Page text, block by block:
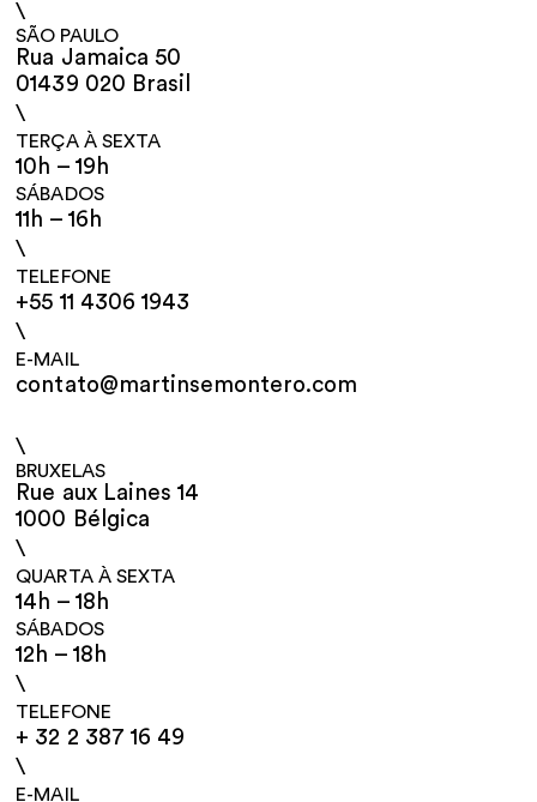
\
SÃO PAULO
Rua Jamaica 50
01439 020 Brasil
\
TERÇA À SEXTA
10h – 19h
SÁBADOS
11h – 16h
\
TELEFONE
+55 11 4306 1943
\
E-MAIL
contato@martinsemontero.com
\
BRUXELAS
Rue aux Laines 14
1000 Bélgica
\
QUARTA À SEXTA
14h – 18h
SÁBADOS
12h – 18h
\
TELEFONE
+ 32 2 387 16 49
\
E-MAIL